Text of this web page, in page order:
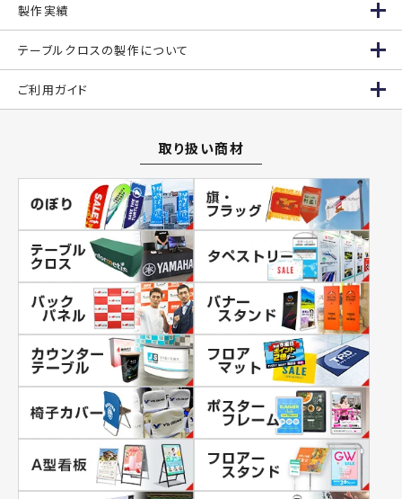
製作実績
テーブルクロスの製作について
ご利用ガイド
取り扱い商材